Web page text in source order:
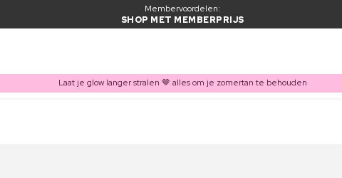
Membervoordelen:
SHOP MET MEMBERPRIJS
Laat je glow langer stralen 🤎 alles om je zomertan te behouden